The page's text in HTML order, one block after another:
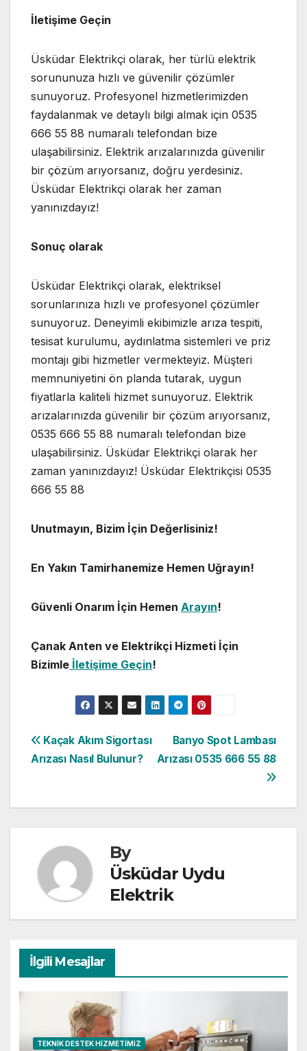
İletişime Geçin
Üsküdar Elektrikçi olarak, her türlü elektrik
sorununuza hızlı ve güvenilir çözümler
sunuyoruz. Profesyonel hizmetlerimizden
faydalanmak ve detaylı bilgi almak için 0535
666 55 88 numaralı telefondan bize
ulaşabilirsiniz. Elektrik arızalarınızda güvenilir
bir çözüm arıyorsanız, doğru yerdesiniz.
Üsküdar Elektrikçi olarak her zaman
yanınızdayız!
Sonuç olarak
Üsküdar Elektrikçi olarak, elektriksel
sorunlarınıza hızlı ve profesyonel çözümler
sunuyoruz. Deneyimli ekibimizle arıza tespiti,
tesisat kurulumu, aydınlatma sistemleri ve priz
montajı gibi hizmetler vermekteyiz. Müşteri
memnuniyetini ön planda tutarak, uygun
fiyatlarla kaliteli hizmet sunuyoruz. Elektrik
arızalarınızda güvenilir bir çözüm arıyorsanız,
0535 666 55 88 numaralı telefondan bize
ulaşabilirsiniz. Üsküdar Elektrikçi olarak her
zaman yanınızdayız! Üsküdar Elektrikçisi 0535
666 55 88
Unutmayın, Bizim İçin Değerlisiniz!
En Yakın Tamirhanemize Hemen Uğrayın!
Güvenli Onarım İçin Hemen Arayın!
Çanak Anten ve Elektrikçi Hizmeti İçin
Bizimle İletişime Geçin!
Yazı
Banyo Spot Lambası
Arızası 0535 666 55 88
Kaçak Akım Sigortası
Arızası Nasıl Bulunur?
By
Üsküdar Uydu
Elektrik
İlgili Mesajlar
TEKNIK DESTEK HIZMETIMIZ